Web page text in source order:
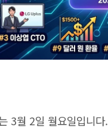
3월 2일 월요일입니다.